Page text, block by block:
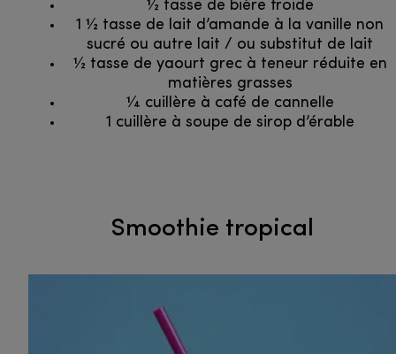
1⁄2 tasse de bière froide
1 1⁄2 tasse de lait d’amande à la vanille non
sucré ou autre lait / ou substitut de lait
1⁄2 tasse de yaourt grec à teneur réduite en
matières grasses
1⁄4 cuillère à café de cannelle
1 cuillère à soupe de sirop d’érable
Smoothie tropical